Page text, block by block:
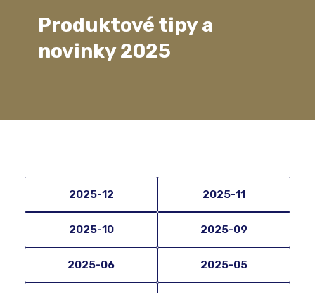
Produktové tipy a
novinky 2025
2025-12 2025-11
2025-10 2025-09
2025-06 2025-05